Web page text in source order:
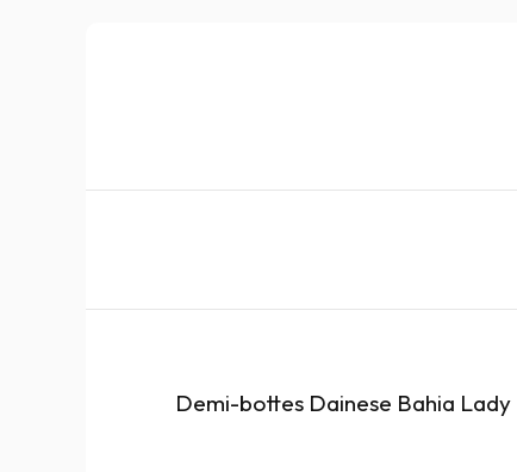
Demi-bottes Dainese Bahia